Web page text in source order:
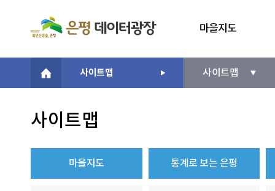
마을지도
사이트맵 사이트맵
사이트맵
마을지도 통계로 보는 은평